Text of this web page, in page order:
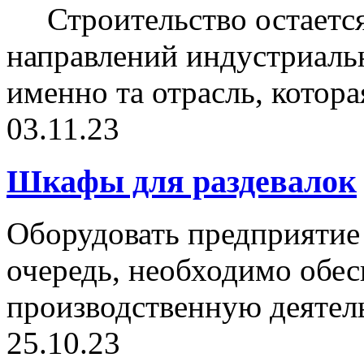
Строительство
направлений
именно та отрасль,
03.11.23
Шкафы для раздевалок
Оборудовать
очередь, необходимо
производственную
25.10.23